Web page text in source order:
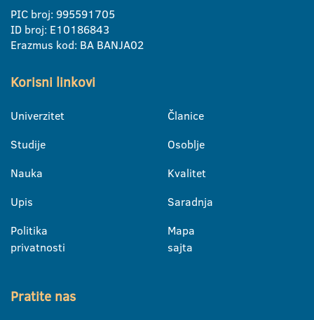
PIC broj: 995591705
ID broj: E10186843
Erazmus kod: BA BANJA02
Korisni linkovi
Univerzitet
Studije
Nauka
Upis
Politika
privatnosti
Članice
Osoblje
Kvalitet
Saradnja
Mapa
sajta
Pratite nas